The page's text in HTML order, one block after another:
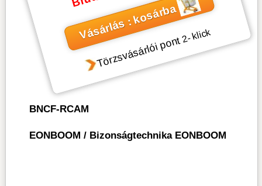
Vásárlás : kosárba
Törzsvásárlói pont2- klick
BNCF-RCAM
EONBOOM / Bizonságtechnika EONBOOM